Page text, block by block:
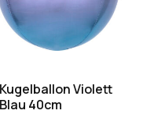
Kugelballon Violett
Blau 40cm